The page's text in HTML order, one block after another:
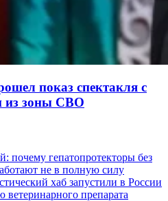
показ спектакля с
из зоны СВО
почему гепатопротекторы без
не в полную силу
хаб запустили в России
препарата